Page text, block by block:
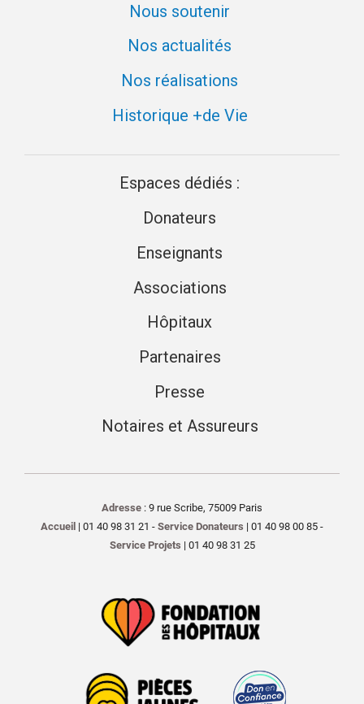
Nous soutenir
Nos actualités
Nos réalisations
Historique +de Vie
Espaces dédiés :
Donateurs
Enseignants
Associations
Hôpitaux
Partenaires
Presse
Notaires et Assureurs
Adresse : 9 rue Scribe, 75009 Paris
Accueil | 01 40 98 31 21 - Service Donateurs | 01 40 98 00 85 -
Service Projets | 01 40 98 31 25